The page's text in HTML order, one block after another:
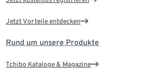
Jetzt Vorteile entdecken
Rund um unsere Produkte
Tchibo Kataloge & Magazine